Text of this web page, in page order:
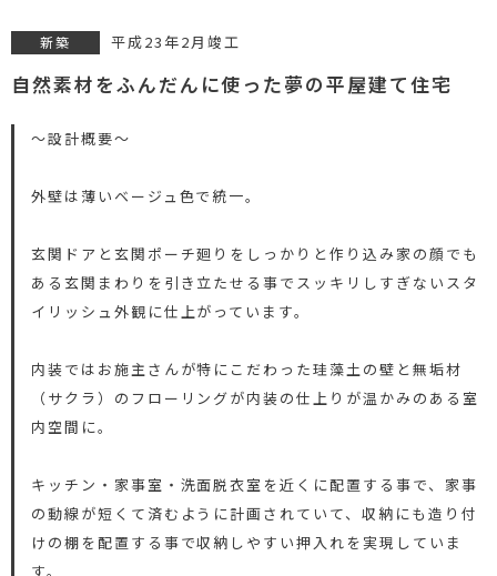
新築 平成23年2月竣工
自然素材をふんだんに使った夢の平屋建て住宅
～設計概要～
外壁は薄いベージュ色で統一。
玄関ドアと玄関ポーチ廻りをしっかりと作り込み家の顔でも
ある玄関まわりを引き立たせる事でスッキリしすぎないスタ
イリッシュ外観に仕上がっています。
内装ではお施主さんが特にこだわった珪藻土の壁と無垢材
（サクラ）のフローリングが内装の仕上りが温かみのある室
内空間に。
キッチン・家事室・洗面脱衣室を近くに配置する事で、家事
の動線が短くて済むように計画されていて、収納にも造り付
けの棚を配置する事で収納しやすい押入れを実現していま
す。